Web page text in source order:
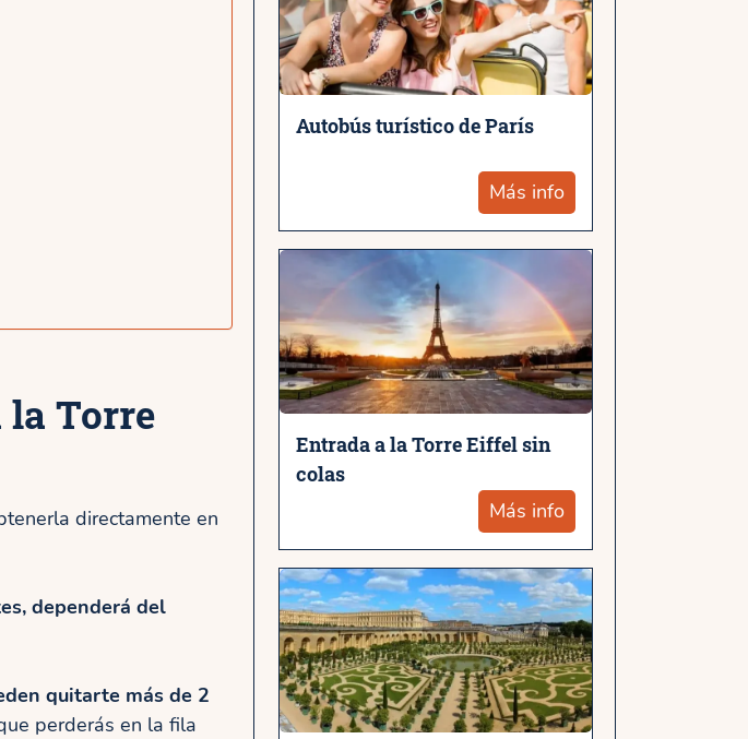
la Torre
directamente en
dependerá del
quitarte más de 2
perderás en la fila
Autobús turístico de París
Más info
Entrada a la Torre Eiffel sin
colas
Más info